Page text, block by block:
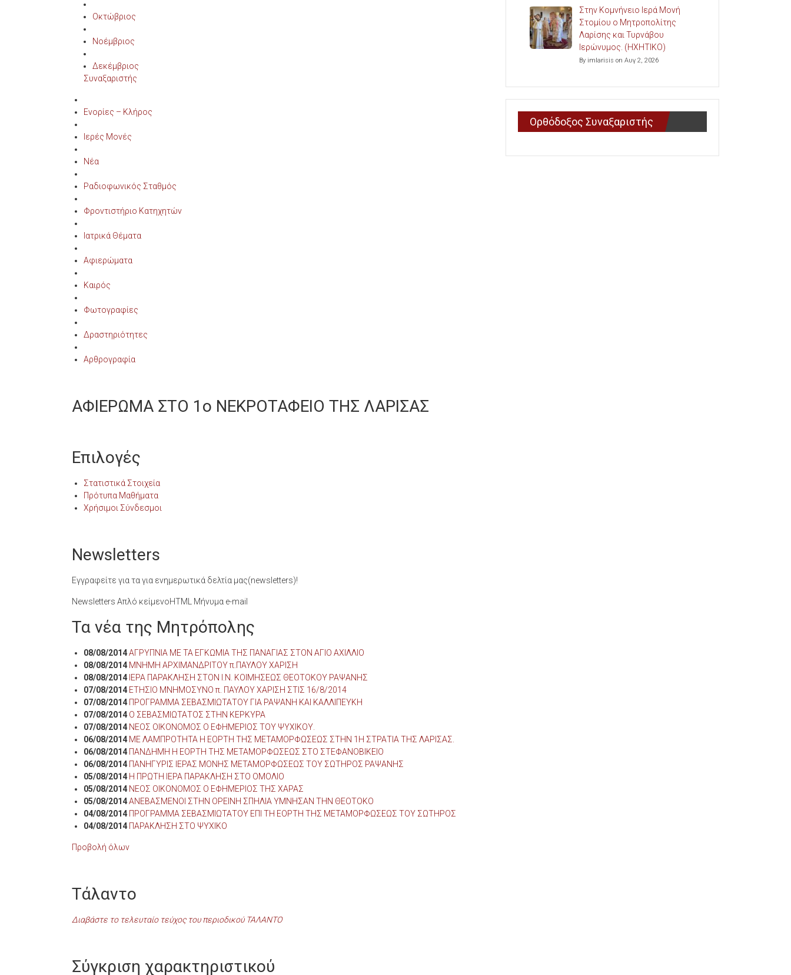
Οκτώβριος
Νοέμβριος
Δεκέμβριος
Συναξαριστής
Ενορίες – Κλήρος
Ιερές Μονές
Νέα
Ραδιοφωνικός Σταθμός
Φροντιστήριο Κατηχητών
Ιατρικά Θέματα
Αφιερώματα
Καιρός
Φωτογραφίες
Δραστηριότητες
Αρθρογραφία
ΑΦΙΕΡΩΜΑ ΣΤΟ 1ο ΝΕΚΡΟΤΑΦΕΙΟ ΤΗΣ ΛΑΡΙΣΑΣ
Επιλογές
Στατιστικά Στοιχεία
Πρότυπα Μαθήματα
Χρήσιμοι Σύνδεσμοι
Newsletters
Εγγραφείτε για τα για ενημερωτικά δελτία μας(newsletters)!
Newsletters Απλό κείμενοHTML Μήνυμα e-mail
Τα νέα της Μητρόπολης
08/08/2014ΑΓΡΥΠΝΙΑ ΜΕ ΤΑ ΕΓΚΩΜΙΑ ΤΗΣ ΠΑΝΑΓΙΑΣ ΣΤΟΝ ΑΓΙΟ ΑΧΙΛΛΙΟ
08/08/2014 ΜΝΗΜΗ ΑΡΧΙΜΑΝΔΡΙΤΟΥ π.ΠΑΥΛΟΥ ΧΑΡΙΣΗ
08/08/2014 ΙΕΡΑ ΠΑΡΑΚΛΗΣΗ ΣΤΟΝ Ι.Ν. ΚΟΙΜΗΣΕΩΣ ΘΕΟΤΟΚΟΥ ΡΑΨΑΝΗΣ
07/08/2014 ΕΤΗΣΙΟ ΜΝΗΜΟΣΥΝΟ π. ΠΑΥΛΟΥ ΧΑΡΙΣΗ ΣΤΙΣ 16/8/2014
07/08/2014 ΠΡΟΓΡΑΜΜΑ ΣΕΒΑΣΜΙΩΤΑΤΟΥ ΓΙΑ ΡΑΨΑΝΗ ΚΑΙ ΚΑΛΛΙΠΕΥΚΗ
07/08/2014 Ο ΣΕΒΑΣΜΙΩΤΑΤΟΣ ΣΤΗΝ ΚΕΡΚΥΡΑ
07/08/2014 ΝΕΟΣ ΟΙΚΟΝΟΜΟΣ Ο ΕΦΗΜΕΡΙΟΣ ΤΟΥ ΨΥΧΙΚΟΥ.
06/08/2014 ΜΕ ΛΑΜΠΡΟΤΗΤΑ Η ΕΟΡΤΗ ΤΗΣ ΜΕΤΑΜΟΡΦΩΣΕΩΣ ΣΤΗΝ 1Η ΣΤΡΑΤΙΑ ΤΗΣ ΛΑΡΙΣΑΣ.
06/08/2014 ΠΑΝΔΗΜΗ Η ΕΟΡΤΗ ΤΗΣ ΜΕΤΑΜΟΡΦΩΣΕΩΣ ΣΤΟ ΣΤΕΦΑΝΟΒΙΚΕΙΟ
06/08/2014 ΠΑΝΗΓΥΡΙΣ ΙΕΡΑΣ ΜΟΝΗΣ ΜΕΤΑΜΟΡΦΩΣΕΩΣ ΤΟΥ ΣΩΤΗΡΟΣ ΡΑΨΑΝΗΣ
05/08/2014 Η ΠΡΩΤΗ ΙΕΡΑ ΠΑΡΑΚΛΗΣΗ ΣΤΟ ΟΜΟΛΙΟ
05/08/2014 ΝΕΟΣ ΟΙΚΟΝΟΜΟΣ Ο ΕΦΗΜΕΡΙΟΣ ΤΗΣ ΧΑΡΑΣ
05/08/2014ΑΝΕΒΑΣΜΕΝΟΙ ΣΤΗΝ ΟΡΕΙΝΗ ΣΠΗΛΙΑ ΥΜΝΗΣΑΝ ΤΗΝ ΘΕΟΤΟΚΟ
04/08/2014 ΠΡΟΓΡΑΜΜΑ ΣΕΒΑΣΜΙΩΤΑΤΟΥ ΕΠΙ ΤΗ ΕΟΡΤΗ ΤΗΣ ΜΕΤΑΜΟΡΦΩΣΕΩΣ ΤΟΥ ΣΩΤΗΡΟΣ
04/08/2014 ΠΑΡΑΚΛΗΣΗ ΣΤΟ ΨΥΧΙΚΟ
Προβολή όλων
Τάλαντο
Διαβάστε το τελευταίο τεύχος του περιοδικού ΤΑΛΑΝΤΟ
Σύγκριση χαρακτηριστικού
Στην Κομνήνειο Ιερά Μονή
Στομίου ο Μητροπολίτης
Λαρίσης και Τυρνάβου
Ιερώνυμος. (ΗΧΗΤΙΚΟ)
By imlarisis on Αυγ 2, 2026
Ορθόδοξος Συναξαριστής